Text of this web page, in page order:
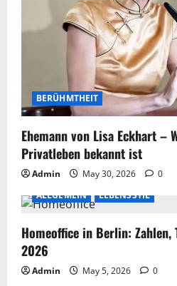
BERÜHMTHEIT
Ehemann von Lisa Eckhart –
Privatleben bekannt ist
Admin May 30, 2026
0
ALLGEMEIN
LEBENSSTIL
Homeoffice in Berlin:
2026
Admin May 5, 2026 0